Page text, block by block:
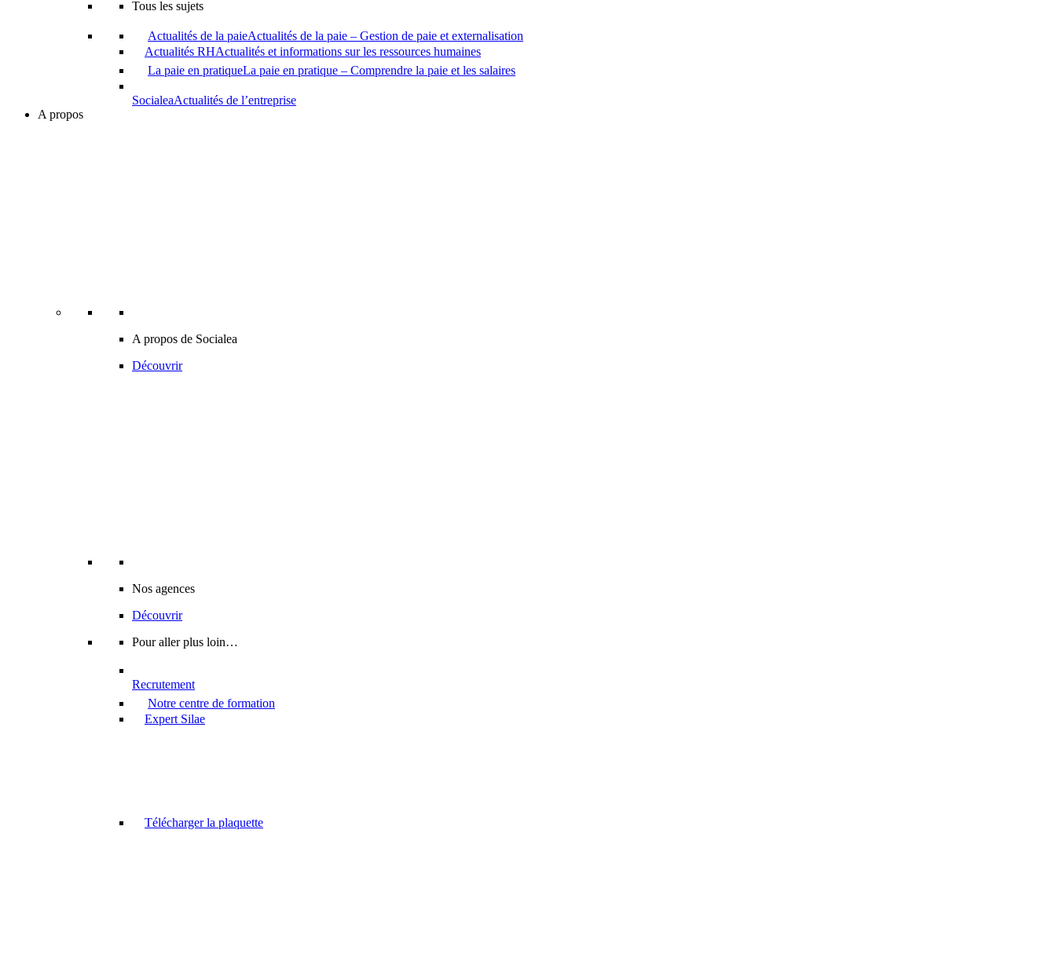
Tous les sujets
Actualités de la paieActualités de la paie – Gestion de paie et externalisation
Actualités RHActualités et informations sur les ressources humaines
La paie en pratiqueLa paie en pratique – Comprendre la paie et les salaires
SocialeaActualités de l’entreprise
A propos
A propos de Socialea
Découvrir
Nos agences
Découvrir
Pour aller plus loin…
Recrutement
Notre centre de formation
Expert Silae
Télécharger la plaquette